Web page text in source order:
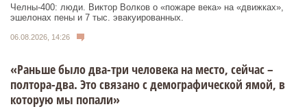
Челны-400: люди. Виктор Волков о «пожаре века» на «движках»,
эшелонах пены и 7 тыс. эвакуированных.
06.08.2026, 14:26
«Раньше было два-три человека на место, сейчас –
полтора-два. Это связано с демографической ямой, в
которую мы попали»